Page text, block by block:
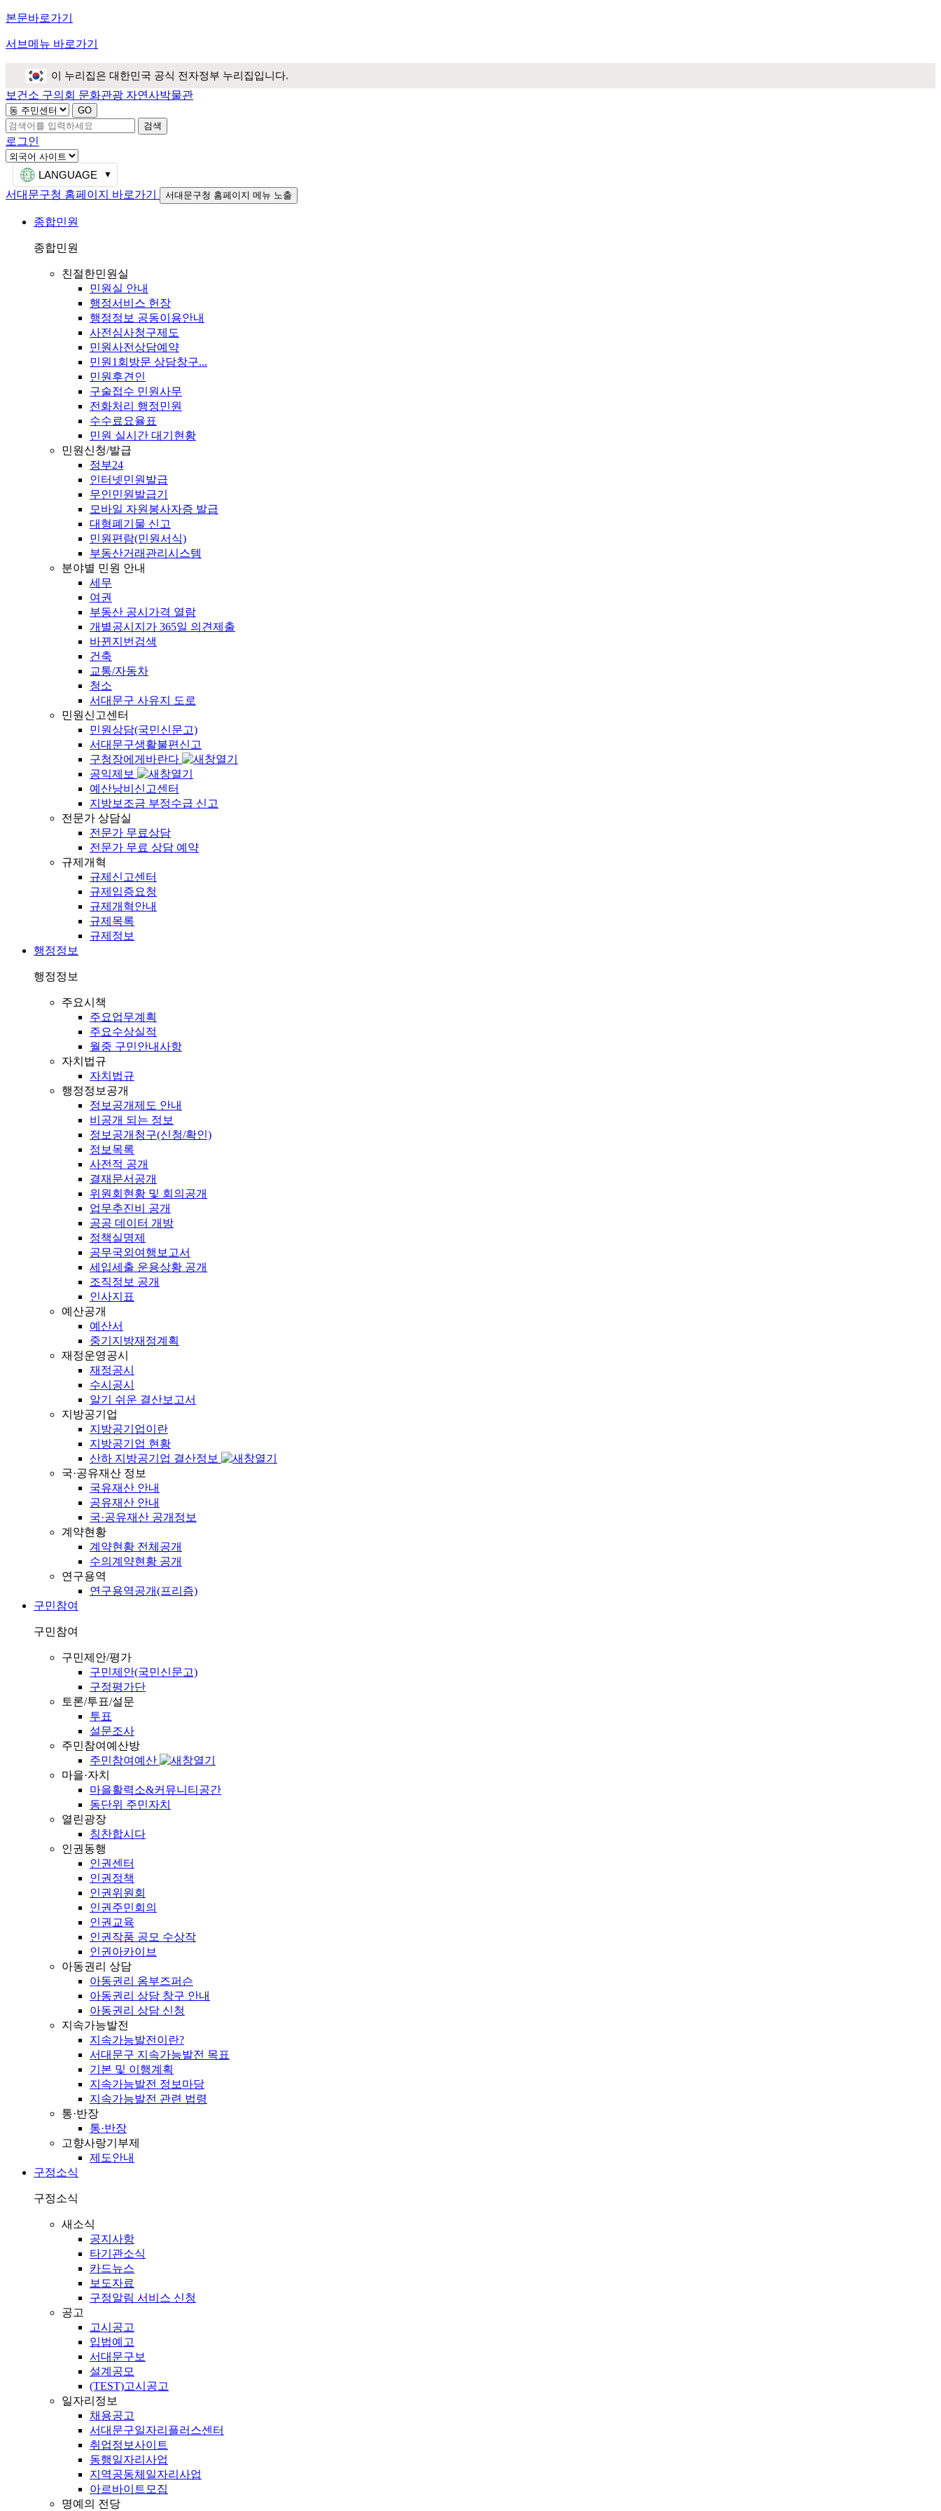
본문바로가기
서브메뉴 바로가기
이 누리집은 대한민국 공식 전자정부 누리집입니다.
보건소 구의회 문화관광 자연사박물관
검색
로그인
LANGUAGE
서대문구청 홈페이지 바로가기
서대문구청 홈페이지 메뉴 노출
종합민원
종합민원
친절한민원실
민원실 안내
행정서비스 헌장
행정정보 공동이용안내
사전심사청구제도
민원사전상담예약
민원1회방문 상담창구...
민원후견인
구술접수 민원사무
전화처리 행정민원
수수료요율표
민원 실시간 대기현황
민원신청/발급
정부24
인터넷민원발급
무인민원발급기
모바일 자원봉사자증 발급
대형폐기물 신고
민원편람(민원서식)
부동산거래관리시스템
분야별 민원 안내
세무
여권
부동산 공시가격 열람
개별공시지가 365일 의견제출
바뀐지번검색
건축
교통/자동차
청소
서대문구 사유지 도로
민원신고센터
민원상담(국민신문고)
서대문구생활불편신고
구청장에게바란다
공익제보
예산낭비신고센터
지방보조금 부정수급 신고
전문가 상담실
전문가 무료상담
전문가 무료 상담 예약
규제개혁
규제신고센터
규제입증요청
규제개혁안내
규제목록
규제정보
행정정보
행정정보
주요시책
주요업무계획
주요수상실적
월중 구민안내사항
자치법규
자치법규
행정정보공개
정보공개제도 안내
비공개 되는 정보
정보공개청구(신청/확인)
정보목록
사전적 공개
결재문서공개
위원회현황 및 회의공개
업무추진비 공개
공공 데이터 개방
정책실명제
공무국외여행보고서
세입세출 운용상황 공개
조직정보 공개
인사지표
예산공개
예산서
중기지방재정계획
재정운영공시
재정공시
수시공시
알기 쉬운 결산보고서
지방공기업
지방공기업이란
지방공기업 현황
산하 지방공기업 결산정보
국·공유재산 정보
국유재산 안내
공유재산 안내
국·공유재산 공개정보
계약현황
계약현황 전체공개
수의계약현황 공개
연구용역
연구용역공개(프리즘)
구민참여
구민참여
구민제안/평가
구민제안(국민신문고)
구정평가단
토론/투표/설문
투표
설문조사
주민참여예산방
주민참여예산
마을·자치
마을활력소&커뮤니티공간
동단위 주민자치
열린광장
칭찬합시다
인권동행
인권센터
인권정책
인권위원회
인권주민회의
인권교육
인권작품 공모 수상작
인권아카이브
아동권리 상담
아동권리 옴부즈퍼슨
아동권리 상담 창구 안내
아동권리 상담 신청
지속가능발전
지속가능발전이란?
서대문구 지속가능발전 목표
기본 및 이행계획
지속가능발전 정보마당
지속가능발전 관련 법령
통·반장
통·반장
고향사랑기부제
제도안내
구정소식
구정소식
새소식
공지사항
타기관소식
카드뉴스
보도자료
구정알림 서비스 신청
공고
고시공고
입법예고
서대문구보
설계공모
(TEST)고시공고
일자리정보
채용공고
서대문구일자리플러스센터
취업정보사이트
동행일자리사업
지역공동체일자리사업
아르바이트모집
명예의 전당